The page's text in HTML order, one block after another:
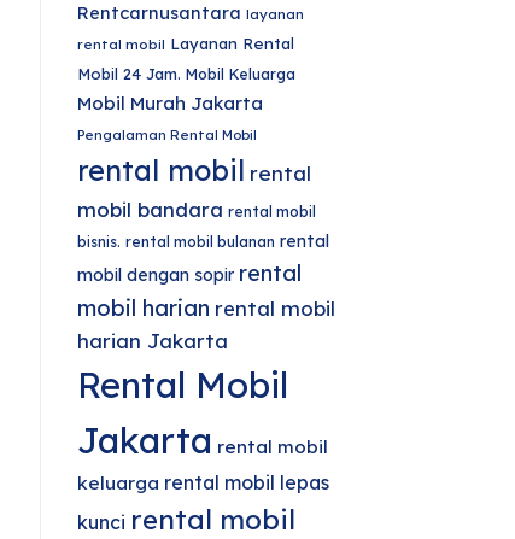
Rentcarnusantara layanan
rental mobil Layanan Rental
Mobil 24 Jam. Mobil Keluarga
Mobil Murah Jakarta
Pengalaman Rental Mobil
rental mobil rental
mobil bandara rental mobil
bisnis. rental mobil bulanan rental
mobil dengan sopir rental
mobil harian rental mobil
harian Jakarta
Rental Mobil
Jakarta rental mobil
keluarga rental mobil lepas
kunci rental mobil